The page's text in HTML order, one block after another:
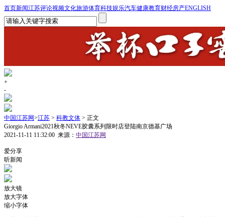
首页新闻江苏评论视频文化旅游体育科技娱乐汽车健康教育财经房产ENGLISH
+
-
中国江苏网>江苏 > 科教文体 > 正文
Giorgio Armani2021秋冬NEVE胶囊系列限时店登陆南京德基广场
2021-11-11 11:32:00 来源： 中国江苏网
爱分享
听新闻
放大镜
放大字体
缩小字体